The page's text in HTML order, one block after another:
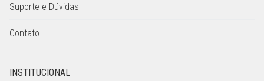
Suporte e Dúvidas
Contato
INSTITUCIONAL